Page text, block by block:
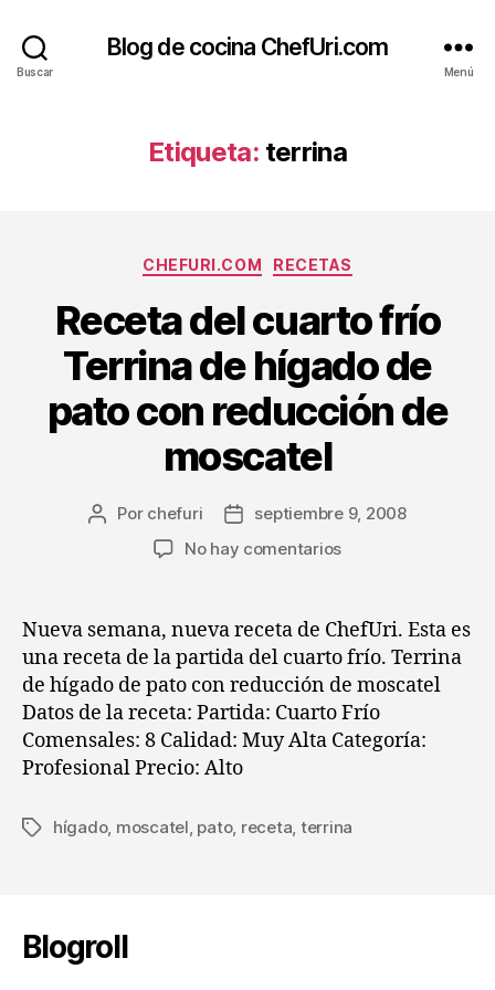
Buscar
Blog de cocina ChefUri.com
Menú
Etiqueta: terrina
Categorías
CHEFURI.COM RECETAS
Receta del cuarto frío
Terrina de hígado de
pato con reducción de
moscatel
Autor
Por chefuri
Fecha
la
septiembre 9, 2008
No hay comentariosen
cuarto
frío
Terrina
de
hígado
de
de
Nueva semana, nueva receta de ChefUri. Esta es
una receta de la partida del cuarto frío. Terrina
de hígado de pato con reducción de moscatel
Datos de la receta: Partida: Cuarto Frío
Comensales: 8 Calidad: Muy Alta Categoría:
Profesional Precio: Alto
Etiquetas
hígado, moscatel pato, receta terrina
Blogroll